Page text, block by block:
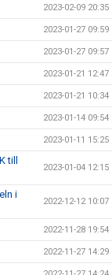
2023-02-09 20:35
2023-01-27 09:59
2023-01-27 09:57
2023-01-21 12:47
2023-01-21 10:34
2023-01-14 09:54
2023-01-11 15:25
till
2023-01-04 12:15
i
2022-12-12 10:07
2022-11-28 19:54
2022-11-27 14:29